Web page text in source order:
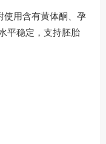
使用含有黄体酮、孕
平稳定，支持胚胎